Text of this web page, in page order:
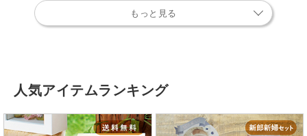
もっと見る
人気アイテムランキング